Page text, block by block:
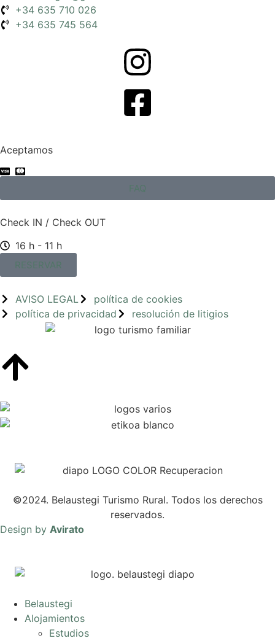
+34 635 710 026
+34 635 745 564
Aceptamos
FAQ
Check IN / Check OUT
16 h - 11 h
RESERVAR
AVISO LEGAL
política de cookies
política de privacidad
resolución de litigios
©2024. Belaustegi Turismo Rural. Todos los derechos
reservados.
Design by Avirato
Belaustegi
Alojamientos
Estudios